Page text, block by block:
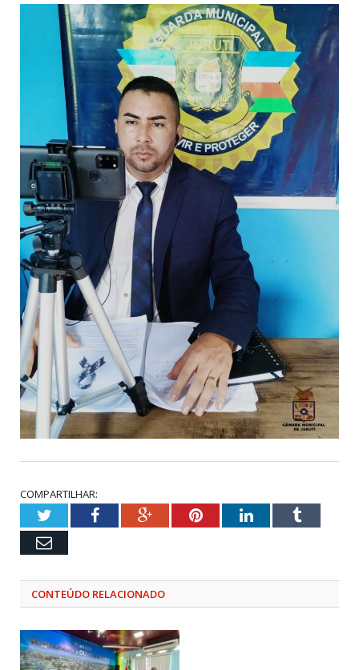
COMPARTILHAR:
TwitterFacebookGoogle+PinterestLinkedInTumblr
Email
CONTEÚDO RELACIONADO